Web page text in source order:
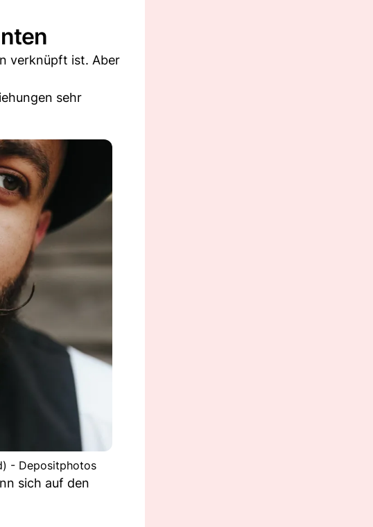
verknüpft ist. Aber
sehr
- Depositphotos
sich auf den